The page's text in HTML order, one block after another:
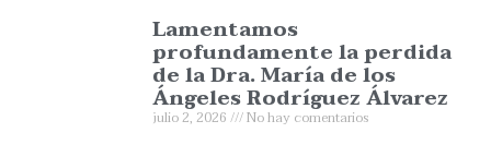
Lamentamos
profundamente la perdida
de la Dra. María de los
Ángeles Rodríguez Álvarez
julio 2, 2026 No hay comentarios